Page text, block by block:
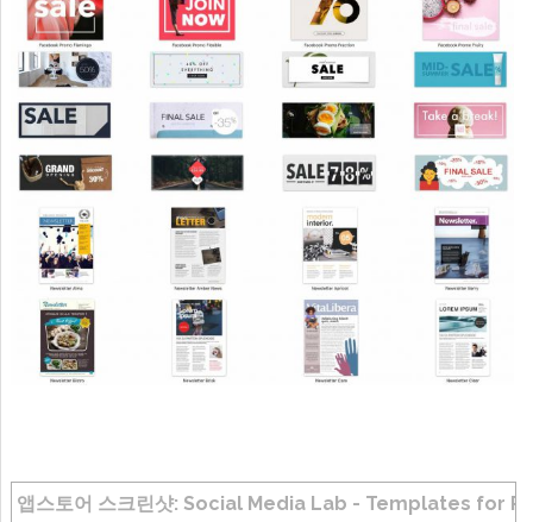
앱스토어 스크린샷: Social Media Lab - Templates for